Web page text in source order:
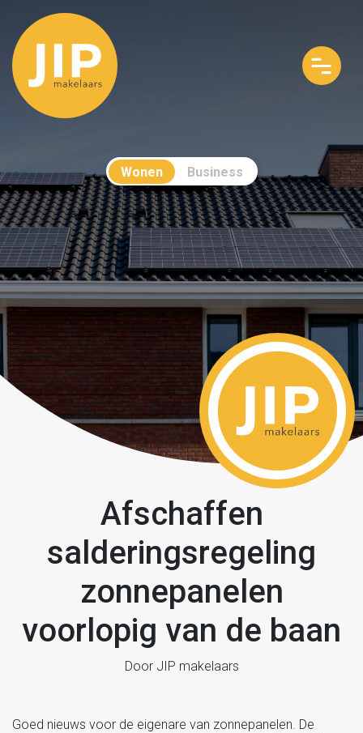
Wonen Business
Afschaffen
salderingsregeling
zonnepanelen
voorlopig van de baan
Door JIP makelaars
Goed nieuws voor de eigenare van zonnepanelen. De